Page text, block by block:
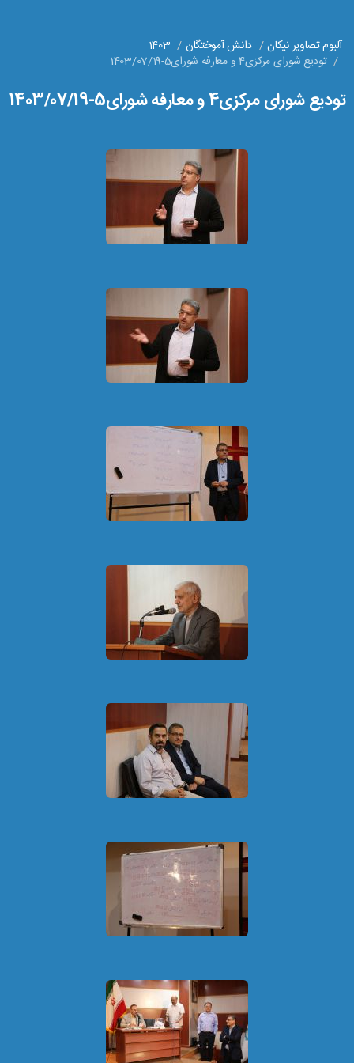
آلبوم تصاویر نیکان دانش آموختگان
1403
تودیع شورای مرکزی4 و معارفه شورای5-1403/07/19
تودیع شورای مرکزی4 و معارفه شورای5-1403/07/19